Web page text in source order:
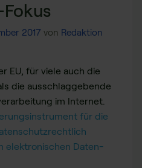
2017 von Redaktion
EU, für viele auch die
die ausschlaggebende
im Internet.
für die
elektronischen Daten-